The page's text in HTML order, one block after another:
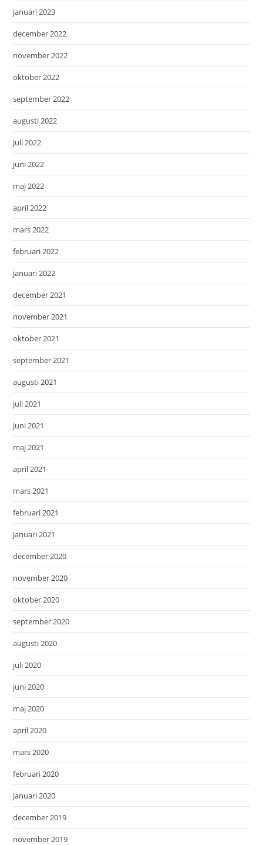
januari 2023
december 2022
november 2022
oktober 2022
september 2022
augusti 2022
juli 2022
juni 2022
maj 2022
april 2022
mars 2022
februari 2022
januari 2022
december 2021
november 2021
oktober 2021
september 2021
augusti 2021
juli 2021
juni 2021
maj 2021
april 2021
mars 2021
februari 2021
januari 2021
december 2020
november 2020
oktober 2020
september 2020
augusti 2020
juli 2020
juni 2020
maj 2020
april 2020
mars 2020
februari 2020
januari 2020
december 2019
november 2019